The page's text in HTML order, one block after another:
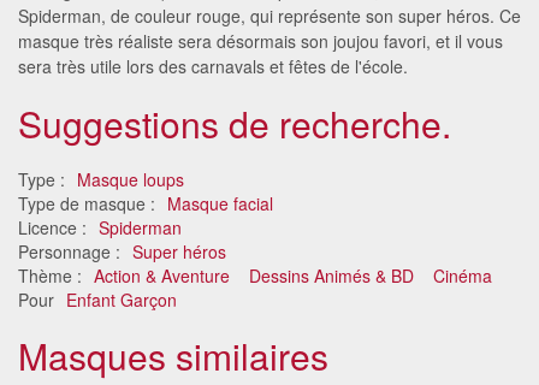
Spiderman, de couleur rouge, qui représente son super héros. Ce
masque très réaliste sera désormais son joujou favori, et il vous
sera très utile lors des carnavals et fêtes de l'école.
Suggestions de recherche.
Type : Masque loups
Type de masque : Masque facial
Licence : Spiderman
Personnage : Super héros
Thème : Action & Aventure Dessins Animés & BD
Cinéma
Pour Enfant Garçon
Masques similaires